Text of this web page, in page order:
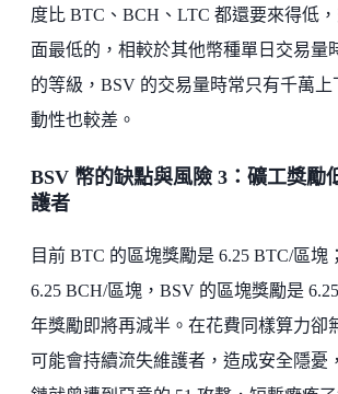
度比 BTC、BCH、LTC 都還要來得低
面最低的，相較於其他幣種單日交易量
的等級，BSV 的交易量時常只有千萬
動性也較差。
BSV 幣的缺點與風險 3：礦工獎勵
護者
目前 BTC 的區塊獎勵是 6.25 BTC/區塊
6.25 BCH/區塊，BSV 的區塊獎勵是
年獎勵即將再減半。在花費同樣算力卻
可能會持續流失維護者，造成安全隱憂